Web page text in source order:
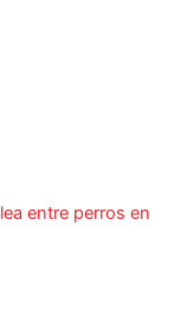
entre perros en